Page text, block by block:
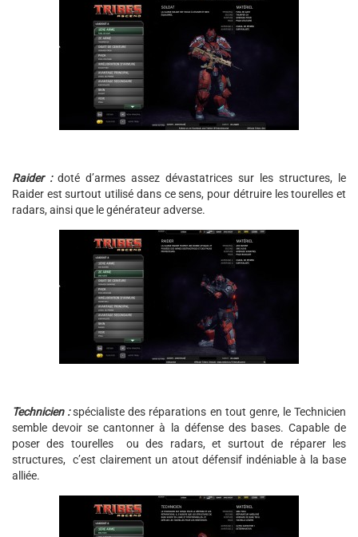
Raider : doté d’armes assez dévastatrices sur les structures, le
Raider est surtout utilisé dans ce sens, pour détruire les tourelles et
radars, ainsi que le générateur adverse.
Technicien : spécialiste des réparations en tout genre, le Technicien
semble devoir se cantonner à la défense des bases. Capable de
poser des tourelles ou des radars, et surtout de réparer les
structures, c’est clairement un atout défensif indéniable à la base
alliée.